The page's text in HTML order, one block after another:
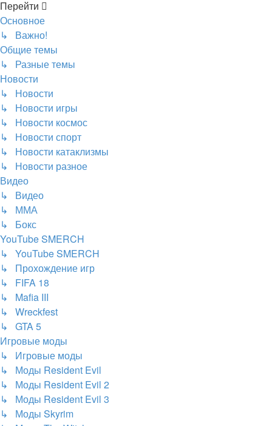
Перейти
Основное
↳ Важно!
Общие темы
↳ Разные темы
Новости
↳ Новости
↳ Новости игры
↳ Новости космос
↳ Новости спорт
↳ Новости катаклизмы
↳ Новости разное
Видео
↳ Видео
↳ ММА
↳ Бокс
YouTube SMERCH
↳ YouTube SMERCH
↳ Прохождение игр
↳ FIFA 18
↳ Mafia III
↳ Wreckfest
↳ GTA 5
Игровые моды
↳ Игровые моды
↳ Моды Resident Evil
↳ Моды Resident Evil 2
↳ Моды Resident Evil 3
↳ Моды Skyrim